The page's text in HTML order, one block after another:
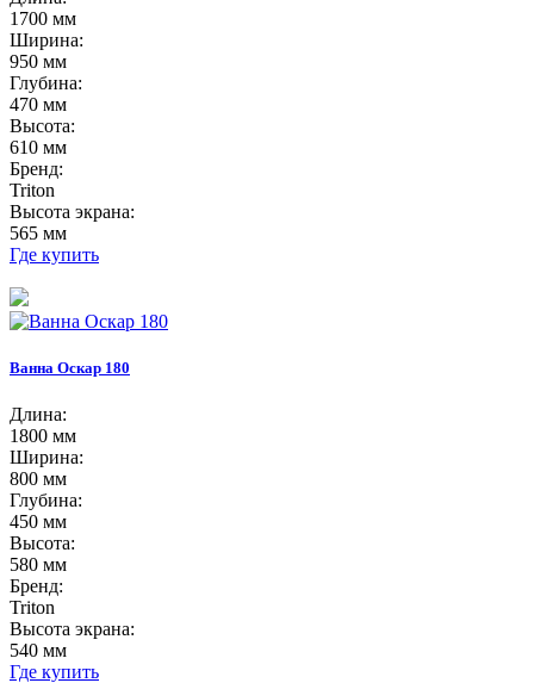
1700 мм
Ширина:
950 мм
Глубина:
470 мм
Высота:
610 мм
Бренд:
Triton
Высота экрана:
565 мм
Где купить
Ванна Оскар 180
Длина:
1800 мм
Ширина:
800 мм
Глубина:
450 мм
Высота:
580 мм
Бренд:
Triton
Высота экрана:
540 мм
Где купить